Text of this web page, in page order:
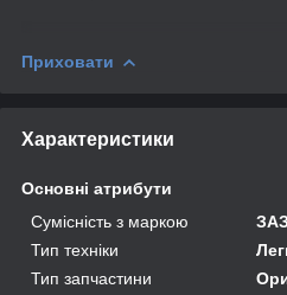
Приховати
Характеристики
Основні атрибути
Сумісність з маркою
ЗАЗ
Тип техніки
Тип запчастини